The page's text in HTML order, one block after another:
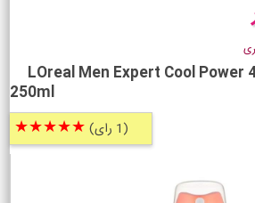
LOreal Men Expert Cool Power
250ml
(1 رای) ★★★★★